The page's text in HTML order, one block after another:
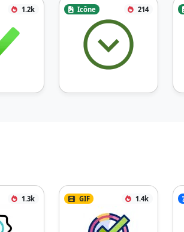
1.2k Icône 214
1.3k GIF 1.4k